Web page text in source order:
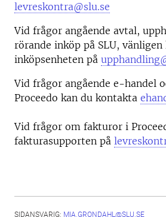
levreskontra@slu.se
Vid frågor angående avtal,
rörande inköp på SLU,
inköpsenheten på
Vid frågor angående e-handel
Proceedo kan du kontakta
Vid frågor om fakturor i
fakturasupporten på
SIDANSVARIG: MIA.GRONDAHL@SLU.SE